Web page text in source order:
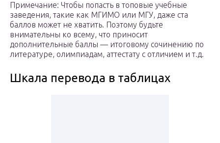
Примечание: Чтобы попасть в топовые учебные
заведения, такие как МГИМО или МГУ, даже ста
баллов может не хватить. Поэтому будьте
внимательны ко всему, что приносит
дополнительные баллы — итоговому сочинению по
литературе, олимпиадам, аттестату с отличием и т.д.
Шкала перевода в таблицах